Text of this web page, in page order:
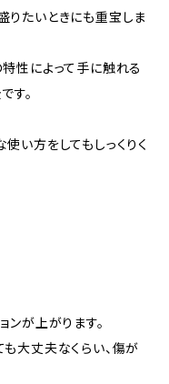
りたいときにも重宝しま
性によって手に触れる
す。
い方をしてもしっくりく
ンが上がります。
大丈夫なくらい、傷が